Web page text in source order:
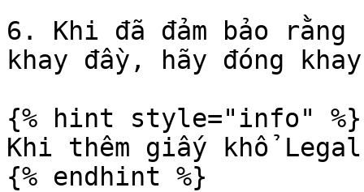
6. Khi đã đảm bảo
khay đầy, hãy đóng
{% hint style="info" %}
Khi thêm giấy khổ
{% endhint %}